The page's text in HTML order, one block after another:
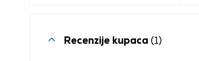
Recenzije kupaca (1)